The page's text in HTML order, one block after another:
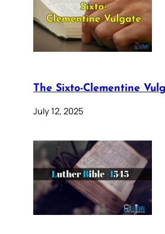
The Sixto-Clementine
July 12, 2025